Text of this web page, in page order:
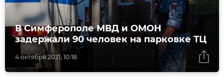
4 октября 2021, 10:18
В Симферополе МВД и ОМОН
задержали 90 человек на парковке ТЦ